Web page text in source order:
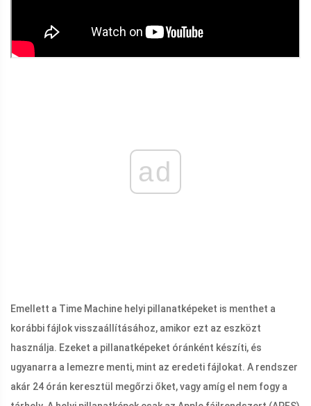
ad
Emellett a Time Machine helyi pillanatképeket is menthet a
korábbi fájlok visszaállításához, amikor ezt az eszközt
használja. Ezeket a pillanatképeket óránként készíti, és
ugyanarra a lemezre menti, mint az eredeti fájlokat. A rendszer
akár 24 órán keresztül megőrzi őket, vagy amíg el nem fogy a